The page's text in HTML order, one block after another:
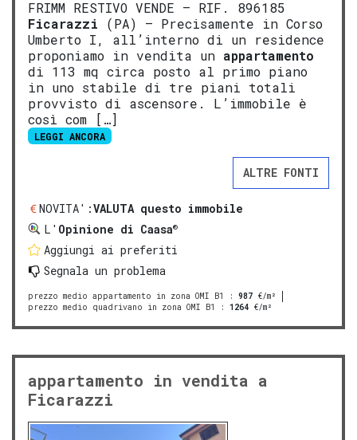
FRIMM RESTIVO VENDE – RIF. 896185
Ficarazzi (PA) – Precisamente in Corso
Umberto I, all’interno di un residence
proponiamo in vendita un appartamento
di 113 mq circa posto al primo piano
in uno stabile di tre piani totali
provvisto di ascensore. L’immobile è
così com […]
LEGGI ANCORA
ALTRE FONTI
NOVITA':VALUTA questo immobile
L' Opinione di Caasa®
Aggiungi ai preferiti
Segnala un problema
prezzo medio appartamento in zona OMI B1 : 987 €/m²
prezzo medio quadrivano in zona OMI B1
: 1264 €/m²
appartamento in vendita a
Ficarazzi